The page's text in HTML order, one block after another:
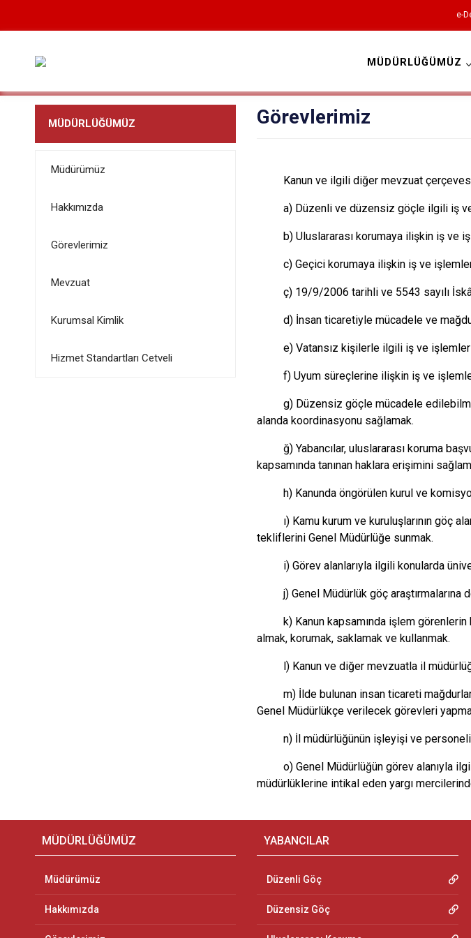
e-
MÜDÜRLÜĞÜMÜZ
MÜDÜRLÜĞÜMÜZ
Müdürümüz
Hakkımızda
Görevlerimiz
Mevzuat
Kurumsal Kimlik
Hizmet Standartları Cetveli
Görevlerimiz
Kanun ve ilgili diğer mevzuat
a) Düzenli ve düzensiz göçle ilgili iş
b) Uluslararası korumaya ilişkin iş ve
c) Geçici korumaya ilişkin iş ve
ç) 19/9/2006 tarihli ve 5543 sayılı
d) İnsan ticaretiyle mücadele ve
e) Vatansız kişilerle ilgili iş ve
f) Uyum süreçlerine ilişkin iş ve
g) Düzensiz göçle mücadele
alanda koordinasyonu sağlamak.
ğ) Yabancılar, uluslararası koruma
kapsamında tanınan haklara erişimini
h) Kanunda öngörülen kurul ve
ı) Kamu kurum ve kuruluşlarının göç
tekliflerini Genel Müdürlüğe sunmak.
i) Görev alanlarıyla ilgili konularda
j) Genel Müdürlük göç araştırmalarına
k) Kanun kapsamında işlem
almak, korumak, saklamak ve kullanmak.
l) Kanun ve diğer mevzuatla il
m) İlde bulunan insan ticareti
Genel Müdürlükçe verilecek görevleri
n) İl müdürlüğünün işleyişi ve
o) Genel Müdürlüğün görev alanıyla
müdürlüklerine intikal eden yargı
MÜDÜRLÜĞÜMÜZ
Müdürümüz
Hakkımızda
YABANCILAR
Düzenli Göç
Düzensiz Göç